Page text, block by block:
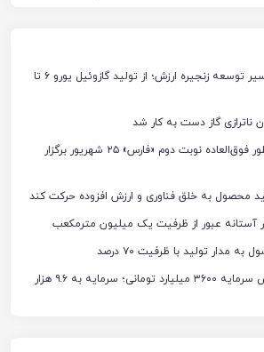
پتروشیمی نوری در مسیر توسعه زنجیره ارزش؛ از تولید گازوئیل یورو ۶ تا
ناترازی گاز دست به کار شد
مجمع‌عمومی عادی بطور فوق‌العاده نوبت دوم «فارس» ۲۵ شهریور برگزار
محصول به خلق فناوری و ارزش افزوده حرکت کند
آستانه عبور از ظرفیت یک میلیون مترمکعب
مدار تولید با ظرفیت ۷۰ درصد
نوری در آستانه افزایش سرمایه ۳۶۰۰ میلیارد تومانی؛ سرمایه به ۹.۶ هزار